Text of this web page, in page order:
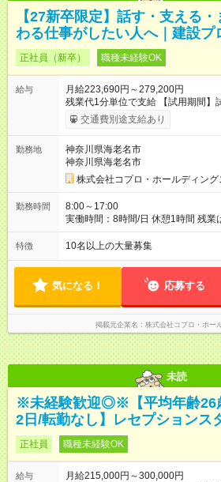
【27新卒限定】話す・支える
わる仕事がしたい人へ｜建設プ
正社員（新卒） 職種未経験OK
給与
月給223,690円～279,200円
残業代1分単位で支給 【
交通費別途支給あり
勤務地
神奈川県海老名市
神奈川県海老名市
株式会社コプロ・ホールディング
勤務時間
8:00～17:00
実働時間：8時間/日 休憩1時間 残業はほとんどなく、定時で帰れ
る日が多い働き方です。 毎日の業
ので、 「今日やるべき仕事」が終わ
方を大切にしています。
特徴 10名以上の大量募集
気になる！ 応募する
掲載元企業名 株式会社コプロ・ホー
未読
※未経験歓迎◎※【平均年齢26
2日/転勤なし】レセプションス
正社員 職種未経験OK
給与
月給215,000円～300,000円